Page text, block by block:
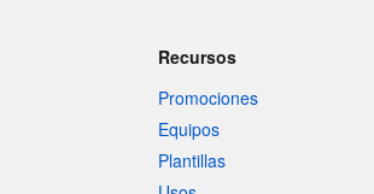
Recursos
Promociones
Equipos
Plantillas